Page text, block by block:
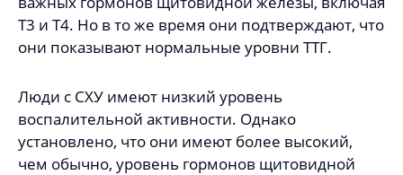
T3 и T4. Но в то же время они подтверждают, что
они показывают нормальные уровни ТТГ.
Люди с СХУ имеют низкий уровень
воспалительной активности. Однако
установлено, что они имеют более высокий,
чем обычно, уровень гормонов щитовидной